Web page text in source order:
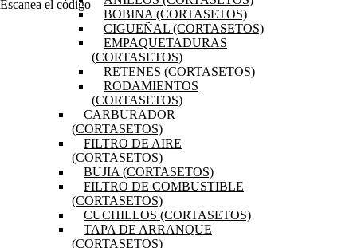
BOBINA (CORTASETOS)
CIGUEÑAL (CORTASETOS)
EMPAQUETADURAS
(CORTASETOS)
RETENES (CORTASETOS)
RODAMIENTOS
(CORTASETOS)
CARBURADOR
(CORTASETOS)
FILTRO DE AIRE
(CORTASETOS)
BUJIA (CORTASETOS)
FILTRO DE COMBUSTIBLE
(CORTASETOS)
CUCHILLOS (CORTASETOS)
TAPA DE ARRANQUE
(CORTASETOS)
Escanea el código